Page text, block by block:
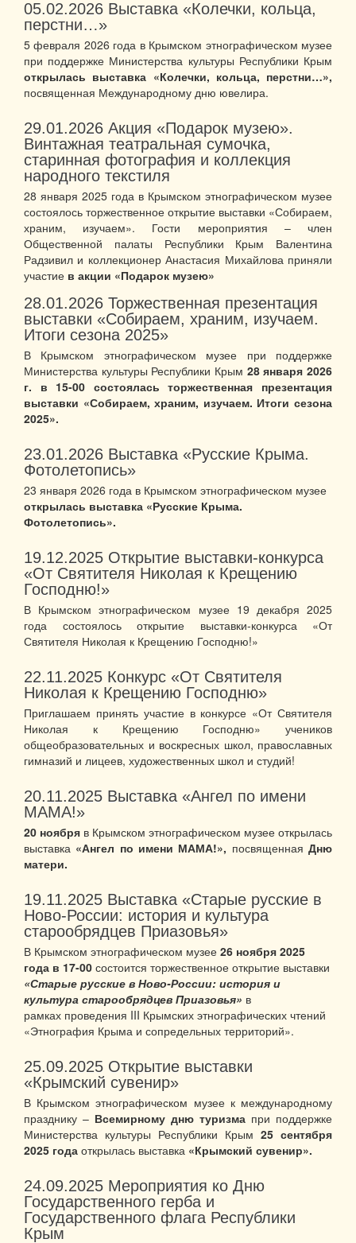
05.02.2026 Выставка «Колечки, кольца,
перстни…»
5 февраля 2026 года в Крымском этнографическом музее
при поддержке Министерства культуры Республики Крым
открылась выставка «Колечки, кольца, перстни…»,
посвященная Международному дню ювелира.
29.01.2026 Акция «Подарок музею».
Винтажная театральная сумочка,
старинная фотография и коллекция
народного текстиля
28 января 2025 года в Крымском этнографическом музее
состоялось торжественное открытие выставки «Собираем,
храним, изучаем». Гости мероприятия – член
Общественной палаты Республики Крым Валентина
Радзивил и коллекционер Анастасия Михайлова приняли
участие в акции «Подарок музею»
28.01.2026 Торжественная презентация
выставки «Собираем, храним, изучаем.
Итоги сезона 2025»
В Крымском этнографическом музее при поддержке
Министерства культуры Республики Крым 28 января 2026
г. в 15-00 состоялась торжественная презентация
выставки «Собираем, храним, изучаем. Итоги сезона
2025».
23.01.2026 Выставка «Русские Крыма.
Фотолетопись»
23 января 2026 года в Крымском этнографическом музее
открылась выставка «Русские Крыма.
Фотолетопись».
19.12.2025 Открытие выставки-конкурса
«От Святителя Николая к Крещению
Господню!»
В Крымском этнографическом музее 19 декабря 2025
года состоялось открытие выставки-конкурса «От
Святителя Николая к Крещению Господню!»
22.11.2025 Конкурс «От Святителя
Николая к Крещению Господню»
Приглашаем принять участие в конкурсе «От Святителя
Николая к Крещению Господню» учеников
общеобразовательных и воскресных школ, православных
гимназий и лицеев, художественных школ и студий!
20.11.2025 Выставка «Ангел по имени
МАМА!»
20 ноября в Крымском этнографическом музее открылась
выставка «Ангел по имени МАМА!», посвященнаяДню
матери.
19.11.2025 Выставка «Старые русские в
Ново-России: история и культура
старообрядцев Приазовья»
В Крымском этнографическом музее 26 ноября 2025
года в 17-00 состоится торжественное открытие выставки
«Старые русские в Ново-России: история и
культура старообрядцев Приазовья» в
рамках проведения III Крымских этнографических чтений
«Этнография Крыма и сопредельных территорий».
25.09.2025 Открытие выставки
«Крымский сувенир»
В Крымском этнографическом музее к международному
празднику – Всемирному дню туризма при поддержке
Министерства культуры Республики Крым 25 сентября
2025 года открылась выставка «Крымский сувенир».
24.09.2025 Мероприятия ко Дню
Государственного герба и
Государственного флага Республики
Крым